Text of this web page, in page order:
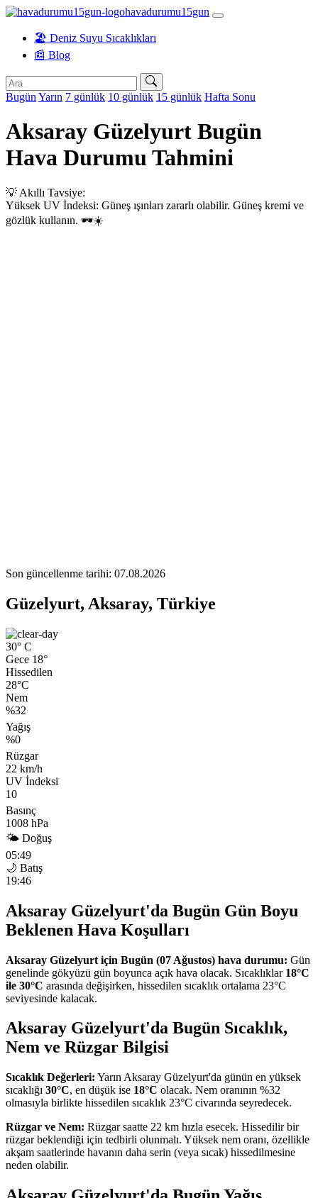
havadurumu15gun
🏖️ Deniz Suyu Sıcaklıkları
📰 Blog
Bugün Yarın 7 günlük 10 günlük 15 günlük Hafta Sonu
Aksaray Güzelyurt Bugün
Hava Durumu Tahmini
💡 Akıllı Tavsiye:
Yüksek UV İndeksi: Güneş ışınları zararlı olabilir. Güneş kremi ve
gözlük kullanın. 🕶️☀️
Son güncellenme tarihi: 07.08.2026
Güzelyurt, Aksaray, Türkiye
30° C
Gece 18°
Hissedilen
28°C
Nem
%32
Yağış
%0
Rüzgar
22 km/h
UV İndeksi
10
Basınç
1008 hPa
🌤 Doğuş
05:49
🌙 Batış
19:46
Aksaray Güzelyurt'da Bugün Gün Boyu
Beklenen Hava Koşulları
Aksaray Güzelyurt için Bugün (07 Ağustos) hava durumu: Gün
genelinde gökyüzü gün boyunca açık hava olacak. Sıcaklıklar 18°C
ile 30°C arasında değişirken, hissedilen sıcaklık ortalama 23°C
seviyesinde kalacak.
Aksaray Güzelyurt'da Bugün Sıcaklık,
Nem ve Rüzgar Bilgisi
Sıcaklık Değerleri: Yarın Aksaray Güzelyurt'da günün en yüksek
sıcaklığı 30°C, en düşük ise 18°C olacak. Nem oranının %32
olmasıyla birlikte hissedilen sıcaklık 23°C civarında seyredecek.
Rüzgar ve Nem: Rüzgar saatte 22 km hızla esecek. Hissedilir bir
rüzgar beklendiği için tedbirli olunmalı. Yüksek nem oranı, özellikle
akşam saatlerinde havanın daha serin (veya sıcak) hissedilmesine
neden olabilir.